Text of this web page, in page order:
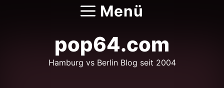
Menü
pop64.com
Hamburg vs Berlin Blog seit 2004